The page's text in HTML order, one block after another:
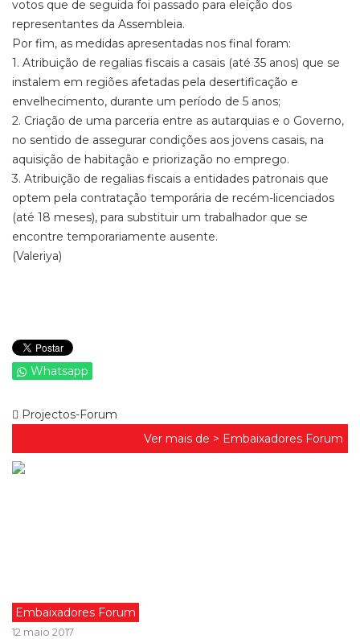
votos que de seguida foi passado para eleição dos
representantes da Assembleia.
Por fim, as medidas apresentadas nos final foram:
1. Atribuição de regalias fiscais a casais (até 35 anos) que se
instalem em regiões afetadas pela desertificação e
envelhecimento, durante um período de 5 anos;
2. Criação de uma parceria entre as autarquias e o Governo,
no sentido de assegurar condições aos jovens casais, na
aquisição de habitação e priorização no emprego.
3. Atribuição de regalias fiscais a entidades patronais que
optem pela contratação temporária de recém-licenciados
(até 18 meses), para substituir um trabalhador que se
encontre temporariamente ausente.
(Valeriya)
Whatsapp
Projectos-Forum
Ver mais de > Embaixadores Forum
Embaixadores Forum
12 maio 2017